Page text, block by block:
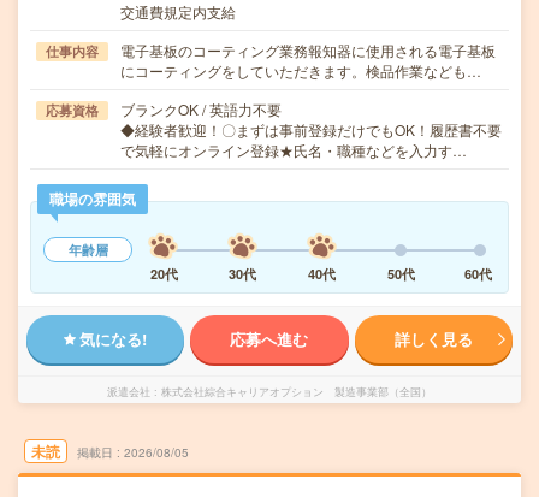
交通費規定内支給
仕事内容
電子基板のコーティング業務報知器に使用される電子基板
にコーティングをしていただきます。検品作業なども…
応募資格
ブランクOK / 英語力不要
◆経験者歓迎！〇まずは事前登録だけでもOK！履歴書不要
で気軽にオンライン登録★氏名・職種などを入力す…
職場の雰囲気
年齢層
20代
30代 40代 50代 60代
気になる! 応募へ進む 詳しく見る
派遣会社 株式会社綜合キャリアオプション 製造事業部（全国）
未読 掲載日 2026/08/05